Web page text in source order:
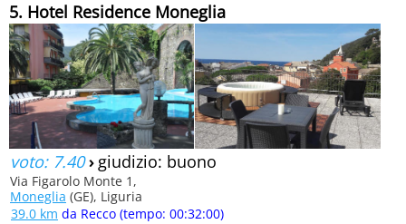
5. Hotel Residence Moneglia
voto: 7.40› giudizio: buono
Via Figarolo Monte 1,
Moneglia (GE), Liguria
39.0 km da Recco (tempo: 00:32:00)